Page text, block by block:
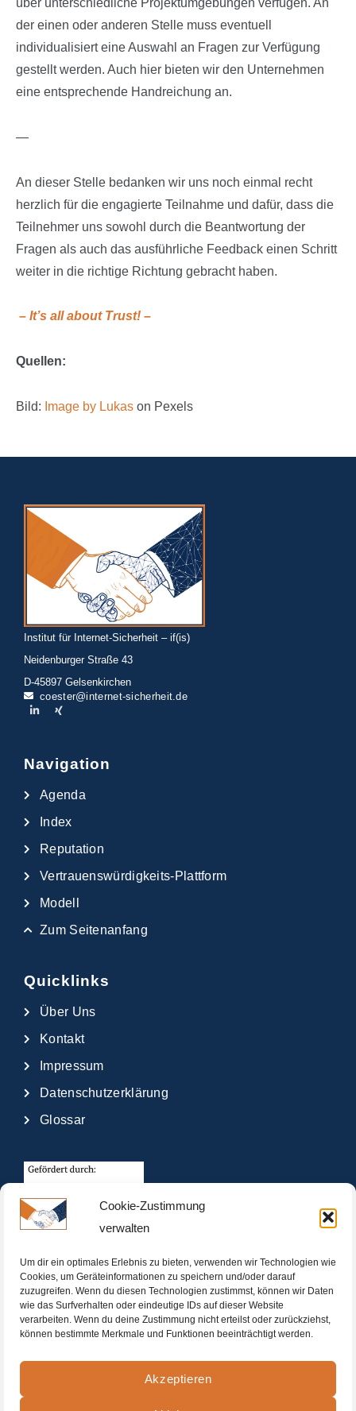
Cookie-Zustimmung
verwalten
Um dir ein optimales Erlebnis zu bieten, verwenden wir Technologien wie
Cookies, um Geräteinformationen zu speichern und/oder darauf
zuzugreifen. Wenn du diesen Technologien zustimmst, können wir Daten
wie das Surfverhalten oder eindeutige IDs auf dieser Website
verarbeiten. Wenn du deine Zustimmung nicht erteilst oder zurückziehst,
können bestimmte Merkmale und Funktionen beeinträchtigt werden.
Akzeptieren
über unterschiedliche Projektumgebungen verfügen. An
der einen oder anderen Stelle muss eventuell
individualisiert eine Auswahl an Fragen zur Verfügung
gestellt werden. Auch hier bieten wir den Unternehmen
eine entsprechende Handreichung an.
—
An dieser Stelle bedanken wir uns noch einmal recht
herzlich für die engagierte Teilnahme und dafür, dass die
Teilnehmer uns sowohl durch die Beantwortung der
Fragen als auch das ausführliche Feedback einen Schritt
weiter in die richtige Richtung gebracht haben.
– It’s all about Trust! –
Quellen:
Bild: Image by Lukas on Pexels
Institut für Internet-Sicherheit – if(is)
Neidenburger Straße 43
D-45897 Gelsenkirchen
coester@internet-sicherheit.de
Navigation
Agenda
Index
Reputation
Vertrauenswürdigkeits-Plattform
Modell
Zum Seitenanfang
Quicklinks
Über Uns
Kontakt
Impressum
Datenschutzerklärung
Glossar